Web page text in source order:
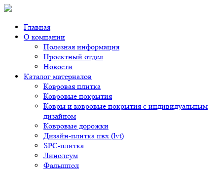
Главная
О компании
Полезная информация
Проектный отдел
Новости
Каталог материалов
Ковровая плитка
Ковровые покрытия
Ковры и ковровые покрытия с индивидуальным
дизайном
Ковровые дорожки
Дизайн-плитка пвх (lvt)
SPC-плитка
Линолеум
Фальшпол